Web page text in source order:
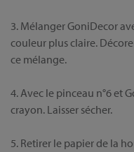
3. Mélanger GoniDecor
couleur plus claire.
ce mélange.
4. Avec le pinceau n°6 et
crayon. Laisser sécher.
5. Retirer le papier de la